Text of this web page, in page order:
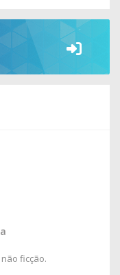
ficção.